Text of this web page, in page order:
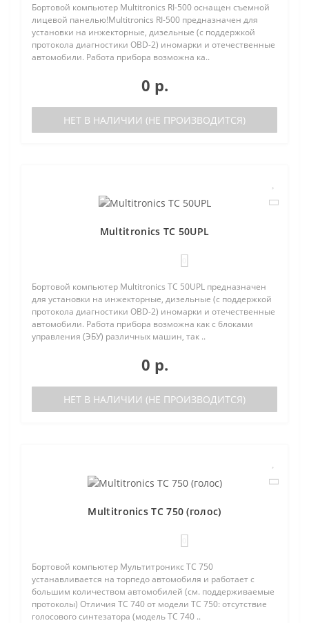
Бортовой компьютер Multitronics RI-500 оснащен съемной
лицевой панелью!Multitronics RI-500 предназначен для
установки на инжекторные, дизельные (с поддержкой
протокола диагностики OBD-2) иномарки и отечественные
автомобили. Работа прибора возможна ка..
0 р.
НЕТ В НАЛИЧИИ (НЕ ПРОИЗВОДИТСЯ)
Multitronics TC 50UPL
Бортовой компьютер Multitronics TC 50UPL предназначен
для установки на инжекторные, дизельные (с поддержкой
протокола диагностики OBD-2) иномарки и отечественные
автомобили. Работа прибора возможна как с блоками
управления (ЭБУ) различных машин, так ..
0 р.
НЕТ В НАЛИЧИИ (НЕ ПРОИЗВОДИТСЯ)
Multitronics TC 750 (голос)
Бортовой компьютер Мультитроникс TC 750
устанавливается на торпедо автомобиля и работает с
большим количеством автомобилей (см. поддерживаемые
протоколы) Отличия TC 740 от модели TC 750: отсутствие
голосового синтезатора (модель TC 740 ..